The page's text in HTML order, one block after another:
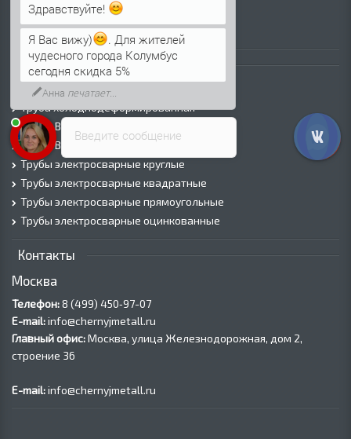
Лист рифленый
Лист оцинкованный
Трубы
Трубы горячедеформированные
Труба холоднодеформированная
Трубы ВГП (Водогазопроводные)
Трубы ВГП оцинкованные
Трубы электросварные круглые
Трубы электросварные квадратные
Трубы электросварные прямоугольные
Трубы электросварные оцинкованные
Контакты
Москва
Телефон:8 (499) 450‑97-07
E-mail:info@chernyjmetall.ru
Главный офис:Москва, улица Железнодорожная, дом 2,
строение 36
E-mail:info@chernyjmetall.ru
Введите сообщение
Здравствуйте!
Я Вас вижу)
. Для жителей
чудесного города Колумбус
сегодня скидка 5%
Анна печатает...